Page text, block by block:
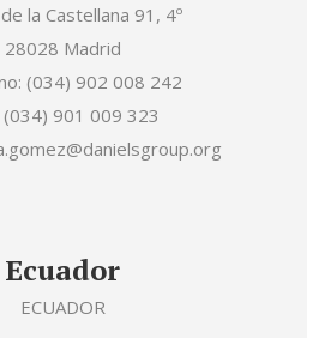
la Castellana 91, 4º
28028 Madrid
(034) 902 008 242
(034) 901 009 323
Ecuador
ECUADOR